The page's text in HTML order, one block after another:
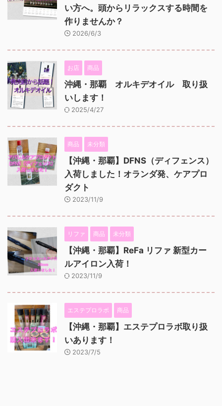
い方へ。頭からリラックスする時間を
作りませんか？
2026/6/3
お店 商品
沖縄・那覇 オルキデオイル 取り扱
いします！
2025/4/27
商品 未分類
【沖縄・那覇】DFNS（ディフェンス）
入荷しました！オランダ発、ケアプロ
ダクト
2023/11/9
リファ 商品 未分類
【沖縄・那覇】ReFa リファ 新型カー
ルアイロン入荷！
2023/11/9
エステプロラボ 商品
【沖縄・那覇】エステプロラボ取り扱
いあります！
2023/7/5